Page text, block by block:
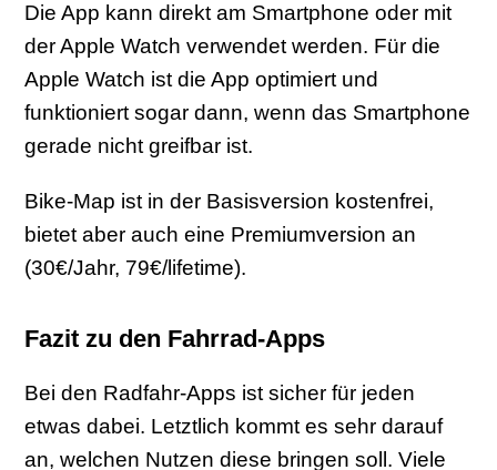
Die App kann direkt am Smartphone oder mit
der Apple Watch verwendet werden. Für die
Apple Watch ist die App optimiert und
funktioniert sogar dann, wenn das Smartphone
gerade nicht greifbar ist.
Bike-Map ist in der Basisversion kostenfrei,
bietet aber auch eine Premiumversion an
(30€/Jahr, 79€/lifetime).
Fazit zu den Fahrrad-Apps
Bei den Radfahr-Apps ist sicher für jeden
etwas dabei. Letztlich kommt es sehr darauf
an, welchen Nutzen diese bringen soll. Viele